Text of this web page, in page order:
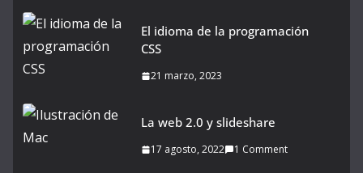
El idioma de la programación
CSS
21 marzo, 2023
La web 2.0 y slideshare
17 agosto, 2022 1 Comment